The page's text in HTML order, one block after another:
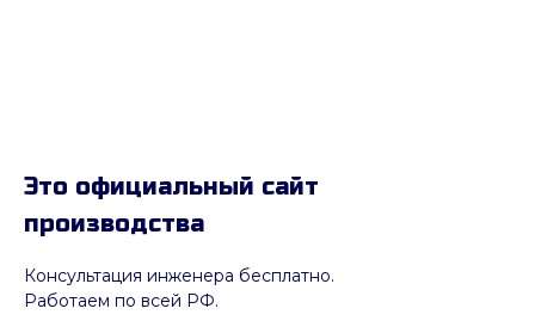
Консультация инженера бесплатно.
Работаем по всей РФ.
Это официальный сайт
производства